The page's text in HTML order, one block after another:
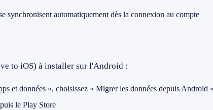
synchronisent automatiquement dès la connexion au compte
to iOS) à installer sur l'Android :
et données », choisissez « Migrer les données depuis Android
le Play Store